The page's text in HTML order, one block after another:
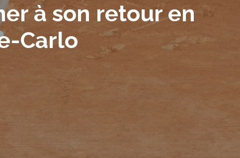
à son retour en
Carlo